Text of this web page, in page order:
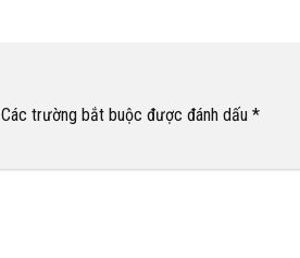
Các trường bắt buộc được đánh dấu *